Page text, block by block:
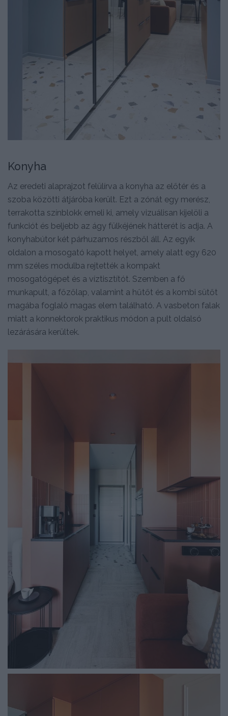
Konyha
Az eredeti alaprajzot felülírva a konyha az előtér és a
szoba közötti átjáróba került. Ezt a zónát egy merész,
terrakotta színblokk emeli ki, amely vizuálisan kijelöli a
funkciót és beljebb az ágy fülkéjének hátterét is adja. A
konyhabútor két párhuzamos részből áll. Az egyik
oldalon a mosogató kapott helyet, amely alatt egy 620
mm széles modulba rejtették a kompakt
mosogatógépet és a víztisztítót. Szemben a fő
munkapult, a főzőlap, valamint a hűtőt és a kombi sütőt
magába foglaló magas elem található. A vasbeton falak
miatt a konnektorok praktikus módon a pult oldalsó
lezárására kerültek.